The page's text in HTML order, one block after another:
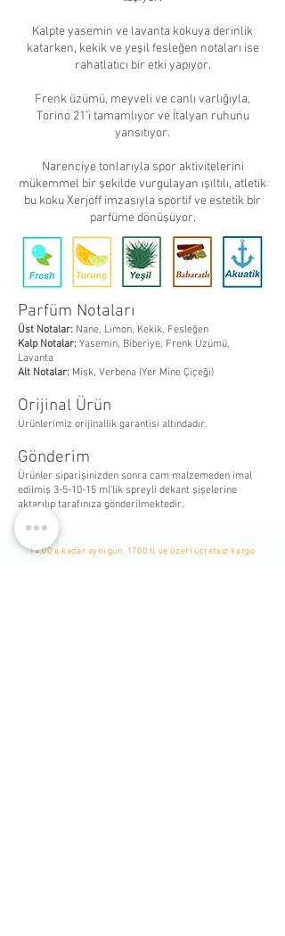
Kalpte yasemin ve lavanta kokuya derinlik
katarken, kekik ve yeşil fesleğen notaları ise
rahatlatıcı bir etki yapıyor.
Frenk üzümü, meyveli ve canlı varlığıyla,
Torino 21’i tamamlıyor ve İtalyan ruhunu
yansıtıyor.
Narenciye tonlarıyla spor aktivitelerini
mükemmel bir şekilde vurgulayan ışıltılı, atletik
bu koku Xerjoff imzasıyla sportif ve estetik bir
parfüme dönüşüyor.
Parfüm Notaları
Üst Notalar: Nane, Limon, Kekik, Fesleğen
Kalp Notalar: Yasemin, Biberiye, Frenk Üzümü,
Lavanta
Alt Notalar: Misk, Verbena (Yer Mine Çiçeği)
Orijinal Ürün
Ürünlerimiz orijinallik garantisi altındadır.
Gönderim
Ürünler siparişinizden sonra cam malzemeden imal
edilmiş 3-5-10-15 ml’lik spreyli dekant şişelerine
aktarılıp tarafınıza gönderilmektedir.
14:00'a kadar aynı gün, 1700 tl ve üzeri ücretsiz kargo